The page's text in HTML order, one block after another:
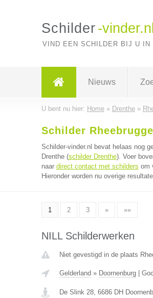
Schilder -vinder.nl
VIND EEN SCHILDER BIJ U IN
Nieuws
U bent nu hier: Home» Drenthe»
Schilder
Schilder-vinder.nl bevat helaas nog
Drenthe (schilder Drenthe). Voer
naar direct contact met schilders om
Hieronder worden nu overige
1 2 3 » »»
NILL Schilderwerken
Niet gevestigd in de plaats
Gelderland » Doornenburg|
De Slink 28, 6686 DH